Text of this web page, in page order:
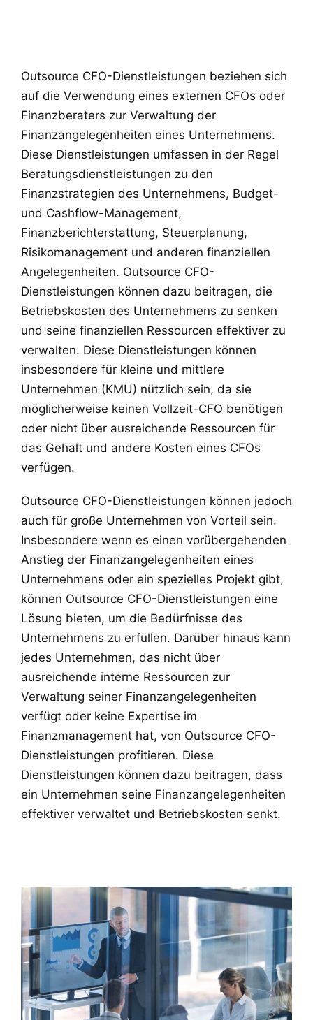
Outsource CFO-Dienstleistungen beziehen sich
auf die Verwendung eines externen CFOs oder
Finanzberaters zur Verwaltung der
Finanzangelegenheiten eines Unternehmens.
Diese Dienstleistungen umfassen in der Regel
Beratungsdienstleistungen zu den
Finanzstrategien des Unternehmens, Budget-
und Cashflow-Management,
Finanzberichterstattung, Steuerplanung,
Risikomanagement und anderen finanziellen
Angelegenheiten. Outsource CFO-
Dienstleistungen können dazu beitragen, die
Betriebskosten des Unternehmens zu senken
und seine finanziellen Ressourcen effektiver zu
verwalten. Diese Dienstleistungen können
insbesondere für kleine und mittlere
Unternehmen (KMU) nützlich sein, da sie
möglicherweise keinen Vollzeit-CFO benötigen
oder nicht über ausreichende Ressourcen für
das Gehalt und andere Kosten eines CFOs
verfügen.
Outsource CFO-Dienstleistungen können jedoch
auch für große Unternehmen von Vorteil sein.
Insbesondere wenn es einen vorübergehenden
Anstieg der Finanzangelegenheiten eines
Unternehmens oder ein spezielles Projekt gibt,
können Outsource CFO-Dienstleistungen eine
Lösung bieten, um die Bedürfnisse des
Unternehmens zu erfüllen. Darüber hinaus kann
jedes Unternehmen, das nicht über
ausreichende interne Ressourcen zur
Verwaltung seiner Finanzangelegenheiten
verfügt oder keine Expertise im
Finanzmanagement hat, von Outsource CFO-
Dienstleistungen profitieren. Diese
Dienstleistungen können dazu beitragen, dass
ein Unternehmen seine Finanzangelegenheiten
effektiver verwaltet und Betriebskosten senkt.